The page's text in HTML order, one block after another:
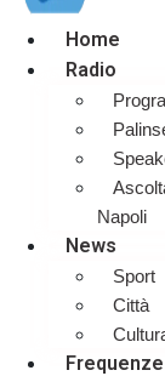
Home
Radio
Napoli
News
Sport
Città
Frequenze